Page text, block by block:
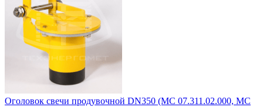
Оголовок свечи продувочной DN350 (МС 07.311.02.000, МС